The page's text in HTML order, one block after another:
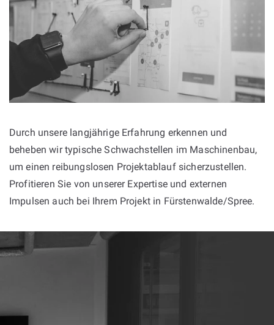
Durch unsere langjährige Erfahrung erkennen und
beheben wir typische Schwachstellen im Maschinenbau,
um einen reibungslosen Projektablauf sicherzustellen.
Profitieren Sie von unserer Expertise und externen
Impulsen auch bei Ihrem Projekt in Fürstenwalde/Spree.